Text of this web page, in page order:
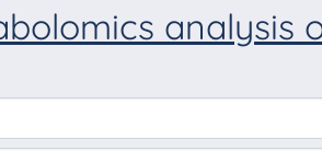
analysis